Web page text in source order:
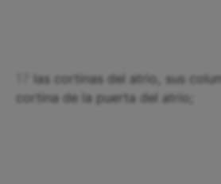
las cortinas del atrio, sus
cortina de la puerta del atrio;